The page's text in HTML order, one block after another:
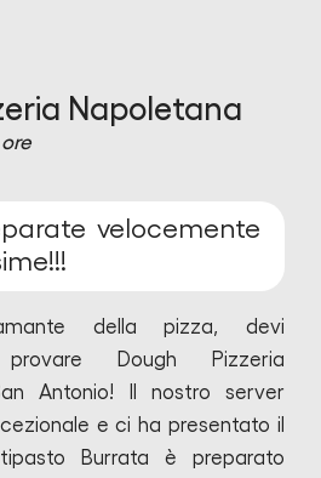
Napoletana
velocemente
della pizza, devi
provare Dough Pizzeria
Antonio! Il nostro server
e ci ha presentato il
Burrata è preparato